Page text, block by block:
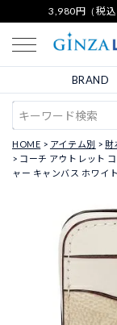
3,980円（税
BRAND
HOME アイテム別 財
コーチ アウトレット
ャー キャンバス ホワイ